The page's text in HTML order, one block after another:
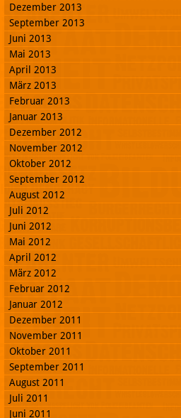
Dezember 2013
September 2013
Juni 2013
Mai 2013
April 2013
März 2013
Februar 2013
Januar 2013
Dezember 2012
November 2012
Oktober 2012
September 2012
August 2012
Juli 2012
Juni 2012
Mai 2012
April 2012
März 2012
Februar 2012
Januar 2012
Dezember 2011
November 2011
Oktober 2011
September 2011
August 2011
Juli 2011
Juni 2011